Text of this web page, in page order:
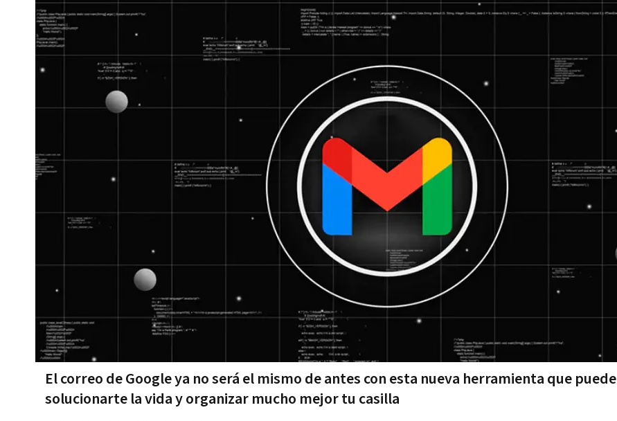
El correo de Google ya no será el mismo de antes con esta nueva herramienta que puede
solucionarte la vida y organizar mucho mejor tu casilla